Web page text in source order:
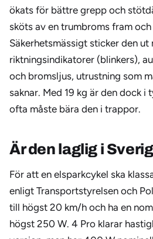
ökats för bättre grepp och
sköts av en trumbroms fram
Säkerhetsmässigt sticker den ut
riktningsindikatorer (blinkers),
och bromsljus, utrustning som
saknar. Med 19 kg är den dock i
ofta måste bära den i trappor.
Är den laglig i
För att en elsparkcykel ska
enligt Transportstyrelsen och
till högst 20 km/h och ha en
högst 250 W. 4 Pro klarar